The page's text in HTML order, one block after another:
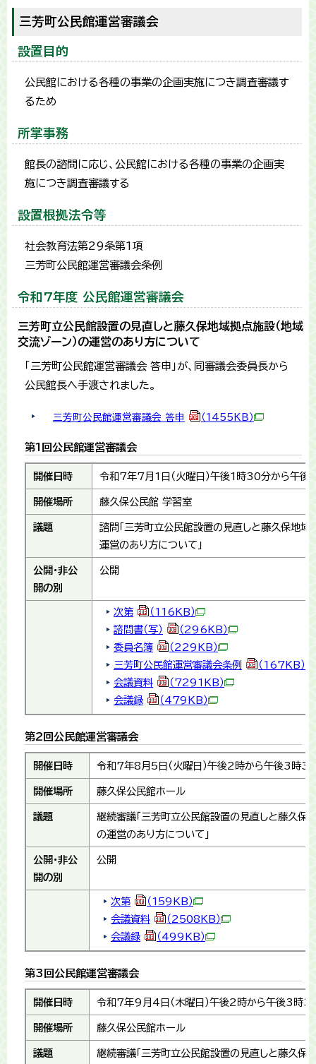
三芳町公民館運営審議会
設置目的
公民館における各種の事業の企画実施につき調査審議す
るため
所掌事務
館長の諮問に応じ、公民館における各種の事業の企画実
施につき調査審議する
設置根拠法令等
社会教育法第29条第1項
三芳町公民館運営審議会条例
令和7年度 公民館運営審議会
三芳町立公民館設置の見直しと藤久保地域拠点施設（地域
交流ゾーン）の運営のあり方について
「三芳町公民館運営審議会 答申」が、同審議会委員長から
公民館長へ手渡されました。
三芳町公民館運営審議会 答申 （1455KB）
第1回公民館運営審議会
開催日時 令和7年7月1日（火曜日）午後1時30分から午後
開催場所 藤久保公民館 学習室
議題
諮問「三芳町立公民館設置の見直しと藤久保地域
運営のあり方について」
公開・非公
開の別
公開
次第
（116KB）
諮問書（写）
（296KB）
委員名簿
（229KB）
三芳町公民館運営審議会条例
（167KB）
会議資料
（7291KB）
会議録
（479KB）
第2回公民館運営審議会
開催日時 令和7年8月5日（火曜日）午後2時から午後3時
開催場所 藤久保公民館ホール
議題
継続審議「三芳町立公民館設置の見直しと藤久保
の運営のあり方について」
公開・非公
開の別
公開
次第
（159KB）
会議資料
（2508KB）
会議録
（499KB）
第3回公民館運営審議会
開催日時 令和7年9月4日（木曜日）午後2時から午後3時
開催場所 藤久保公民館ホール
議題 継続審議「三芳町立公民館設置の見直しと藤久保